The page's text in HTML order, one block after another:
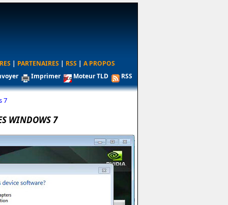
| PARTENAIRES | RSS | A PROPOS
Imprimer Moteur TLD RSS
7
WINDOWS 7